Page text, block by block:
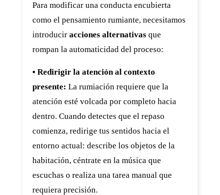
Para modificar una conducta encubierta
como el pensamiento rumiante, necesitamos
introducir acciones alternativas que
rompan la automaticidad del proceso:
• Redirigir la atención al contexto
presente: La rumiación requiere que la
atención esté volcada por completo hacia
dentro. Cuando detectes que el repaso
comienza, redirige tus sentidos hacia el
entorno actual: describe los objetos de la
habitación, céntrate en la música que
escuchas o realiza una tarea manual que
requiera precisión.